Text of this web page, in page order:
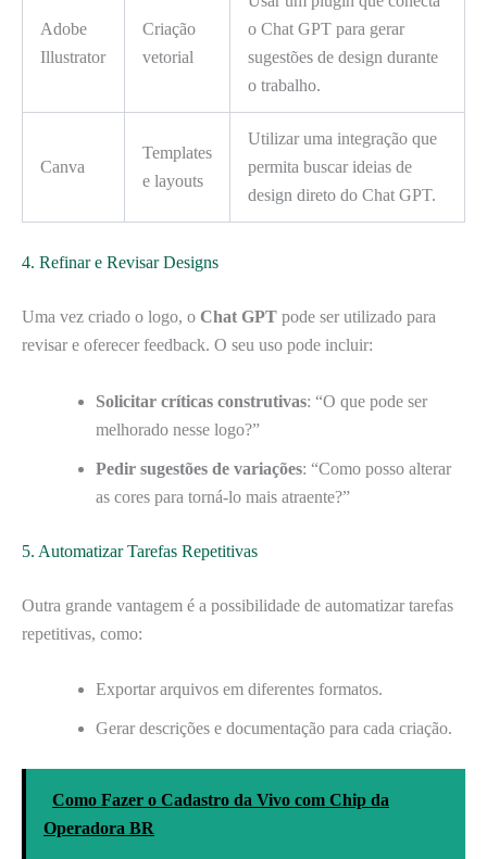
Adobe
Illustrator
Criação
vetorial
o Chat GPT para gerar
sugestões de design durante
o trabalho.
Canva
Templates
e layouts
Utilizar uma integração que
permita buscar ideias de
design direto do Chat GPT.
4. Refinar e Revisar Designs
Uma vez criado o logo, o Chat GPT pode ser utilizado para
revisar e oferecer feedback. O seu uso pode incluir:
Solicitar críticas construtivas: “O que pode ser
melhorado nesse logo?”
Pedir sugestões de variações: “Como posso alterar
as cores para torná-lo mais atraente?”
5. Automatizar Tarefas Repetitivas
Outra grande vantagem é a possibilidade de automatizar tarefas
repetitivas, como:
Exportar arquivos em diferentes formatos.
Gerar descrições e documentação para cada criação.
Como Fazer o Cadastro da Vivo com Chip da
Operadora BR